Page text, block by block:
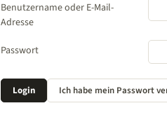
Benutzername oder E-Mail-
Adresse
Passwort